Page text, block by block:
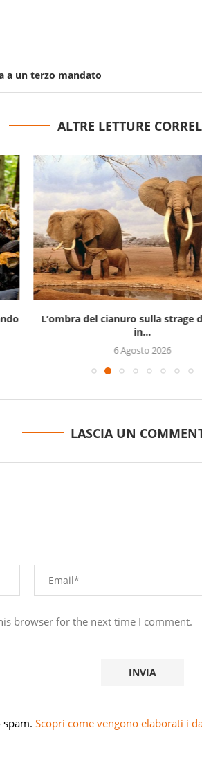
a un terzo mandato
ALTRE LETTURE
L’ombra del cianuro sulla strage
in...
6 Agosto 2026
LASCIA UN
browser for the next time I comment.
Scopri come vengono elaborati i